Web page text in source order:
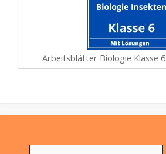
Arbeitsblätter Biologie Klasse